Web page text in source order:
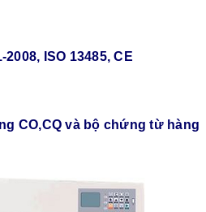
ISO 13485, CE
CO,CQ và bộ chứng từ hàng